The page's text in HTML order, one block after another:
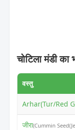
चोटिला मंडी का
वस्तु
Arhar(Tur/Red
जीरा(Cummin